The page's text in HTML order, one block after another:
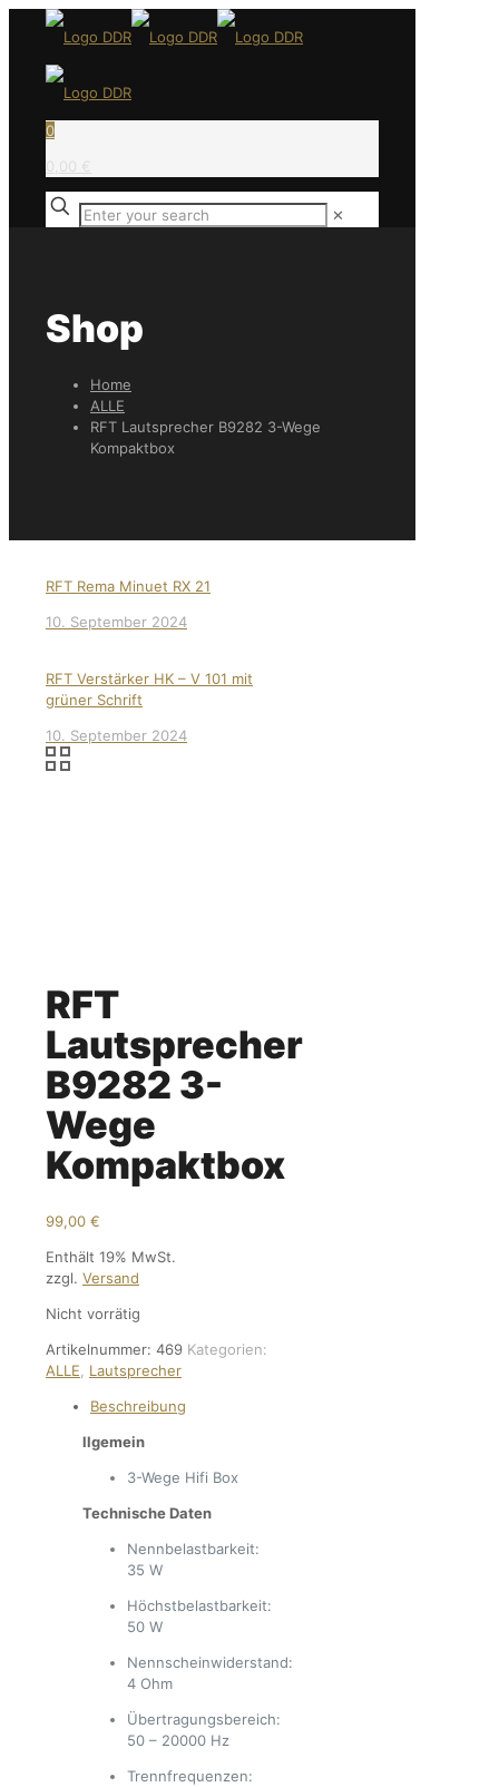
0
0,00 €
✕
Shop
Home
ALLE
RFT Lautsprecher B9282 3-Wege
Kompaktbox
RFT Rema Minuet RX 21
10. September 2024
RFT Verstärker HK – V 101 mit
grüner Schrift
10. September 2024
RFT
Lautsprecher
B9282 3-
Wege
Kompaktbox
99,00 €
Enthält 19% MwSt.
zzgl. Versand
Nicht vorrätig
Artikelnummer: 469 Kategorien:
ALLE
Lautsprecher
Beschreibung
llgemein
3-Wege Hifi Box
Technische Daten
Nennbelastbarkeit:
35 W
Höchstbelastbarkeit:
50 W
Nennscheinwiderstand:
4 Ohm
Übertragungsbereich:
50 – 20000 Hz
Trennfrequenzen: